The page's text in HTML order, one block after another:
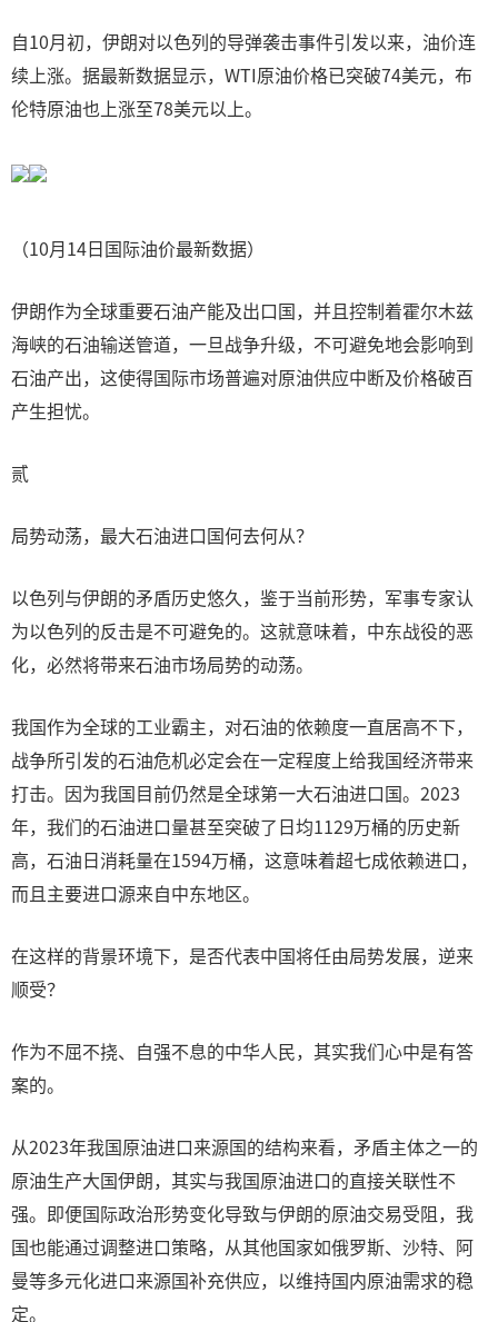
自10月初，伊朗对以色列的导弹袭击事件引发以来，油价连
续上涨。据最新数据显示，WTI原油价格已突破74美元，布
伦特原油也上涨至78美元以上。
（10月14日国际油价最新数据）
伊朗作为全球重要石油产能及出口国，并且控制着霍尔木兹
海峡的石油输送管道，一旦战争升级，不可避免地会影响到
石油产出，这使得国际市场普遍对原油供应中断及价格破百
产生担忧。
贰
局势动荡，最大石油进口国何去何从？
以色列与伊朗的矛盾历史悠久，鉴于当前形势，军事专家认
为以色列的反击是不可避免的。这就意味着，中东战役的恶
化，必然将带来石油市场局势的动荡。
我国作为全球的工业霸主，对石油的依赖度一直居高不下，
战争所引发的石油危机必定会在一定程度上给我国经济带来
打击。因为我国目前仍然是全球第一大石油进口国。2023
年，我们的石油进口量甚至突破了日均1129万桶的历史新
高，石油日消耗量在1594万桶，这意味着超七成依赖进口，
而且主要进口源来自中东地区。
在这样的背景环境下，是否代表中国将任由局势发展，逆来
顺受？
作为不屈不挠、自强不息的中华人民，其实我们心中是有答
案的。
从2023年我国原油进口来源国的结构来看，矛盾主体之一的
原油生产大国伊朗，其实与我国原油进口的直接关联性不
强。即便国际政治形势变化导致与伊朗的原油交易受阻，我
国也能通过调整进口策略，从其他国家如俄罗斯、沙特、阿
曼等多元化进口来源国补充供应，以维持国内原油需求的稳
定。